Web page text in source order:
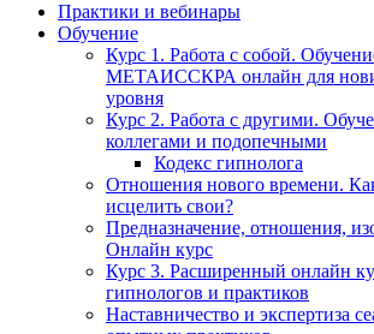
Практики и вебинары
Обучение
Курс 1. Работа с собой.
МЕТАИССКРА онлайн для
уровня
Курс 2. Работа с другими.
коллегами и подопечными
Кодекс гипнолога
Отношения нового времени.
исцелить свои?
Предназначение, отношения,
Онлайн курс
Курс 3. Расширенный онлайн
гипнологов и практиков
Наставничество и экспертиза